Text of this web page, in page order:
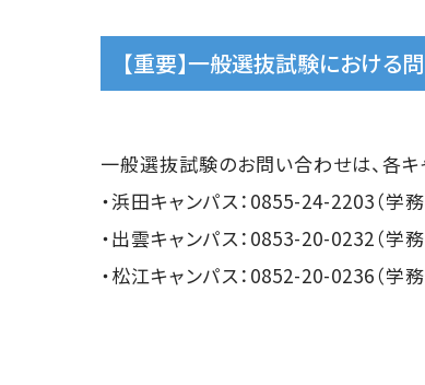
【重要】一般選抜試験における
一般選抜試験のお問い合わせは、各キ
・浜田キャンパス：0855-24-2203（学務
・出雲キャンパス：0853-20-0232（学
・松江キャンパス：0852-20-0236（学